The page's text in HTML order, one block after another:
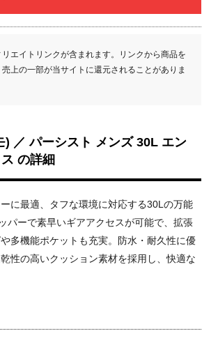
エイトリンクが含まれます。リンクから商品を
上の一部が当サイトに還元されることがありま
) ／ パーシスト メンズ 30L エン
の詳細
に最適、タフな環境に対応する30Lの万能
パーで素早いギアアクセスが可能で、拡張
多機能ポケットも充実。防水・耐久性に優
性の高いクッション素材を採用し、快適な